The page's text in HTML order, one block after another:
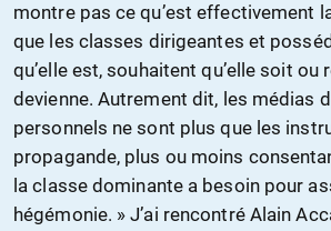
montre pas ce qu’est effectivement
que les classes dirigeantes et
qu’elle est, souhaitent qu’elle soit ou
devienne. Autrement dit, les médias
personnels ne sont plus que les
propagande, plus ou moins
la classe dominante a besoin pour
hégémonie. » J’ai rencontré Alain